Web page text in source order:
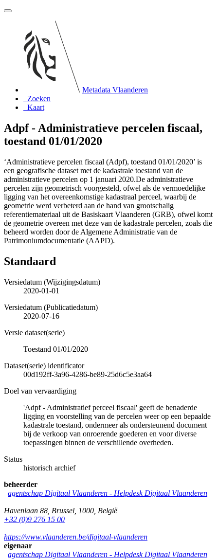
Metadata Vlaanderen
Zoeken
Kaart
Adpf - Administratieve percelen fiscaal,
toestand 01/01/2020
‘Administratieve percelen fiscaal (Adpf), toestand 01/01/2020’ is
een geografische dataset met de kadastrale toestand van de
administratieve percelen op 1 januari 2020.De administratieve
percelen zijn geometrisch voorgesteld, ofwel als de vermoedelijke
ligging van het overeenkomstige kadastraal perceel, waarbij de
geometrie werd verbeterd aan de hand van grootschalig
referentiemateriaal uit de Basiskaart Vlaanderen (GRB), ofwel komt
de geometrie overeen met deze van de kadastrale percelen, zoals die
beheerd worden door de Algemene Administratie van de
Patrimoniumdocumentatie (AAPD).
Standaard
Versiedatum (Wijzigingsdatum)
2020-01-01
Versiedatum (Publicatiedatum)
2020-07-16
Versie dataset(serie)
Toestand 01/01/2020
Dataset(serie) identificator
00d192ff-3a96-4286-be89-25d6c5e3aa64
Doel van vervaardiging
'Adpf - Administratief perceel fiscaal' geeft de benaderde
ligging en voorstelling van de percelen weer op een bepaalde
kadastrale toestand, ondermeer als ondersteunend document
bij de verkoop van onroerende goederen en voor diverse
toepassingen binnen de verschillende overheden.
Status
historisch archief
beheerder
agentschap Digitaal Vlaanderen - Helpdesk Digitaal Vlaanderen
Havenlaan 88 Brussel 1000 België
+32 (0)9 276 15 00
https://www.vlaanderen.be/digitaal-vlaanderen
eigenaar
agentschap Digitaal Vlaanderen - Helpdesk Digitaal Vlaanderen